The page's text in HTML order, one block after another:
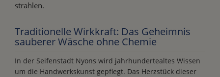
strahlen.
Traditionelle Wirkkraft: Das Geheimnis
sauberer Wäsche ohne Chemie
In der Seifenstadt Nyons wird jahrhundertealtes Wissen
um die Handwerkskunst gepflegt. Das Herzstück dieser